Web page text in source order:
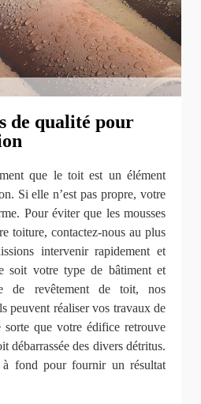
de qualité pour
que le toit est un élément
Si elle n’est pas propre, votre
Pour éviter que les mousses
toiture, contactez-nous au plus
intervenir rapidement et
soit votre type de bâtiment et
de revêtement de toit, nos
peuvent réaliser vos travaux de
sorte que votre édifice retrouve
débarrassée des divers détritus.
à fond pour fournir un résultat